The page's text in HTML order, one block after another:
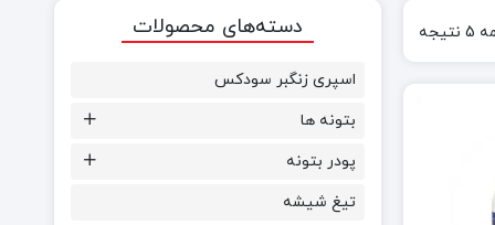
چسب کاشی خمیریدسته‌های محصولات
اسپری زنگبر سودکس
بتونه ها
پودر بتونه
تیغ شیشه